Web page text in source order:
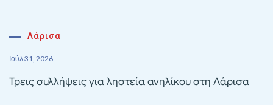
Λάρισα
Ιούλ 31, 2026
Τρεις συλλήψεις για ληστεία ανηλίκου στη Λάρισα